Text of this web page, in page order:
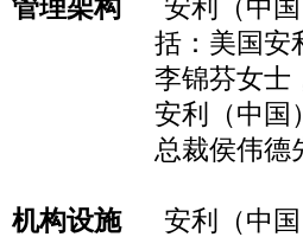
管理架构
安利（中
括： 美国安
李锦芬女士
安利（中国
总裁侯伟德
机构设施
安利（中